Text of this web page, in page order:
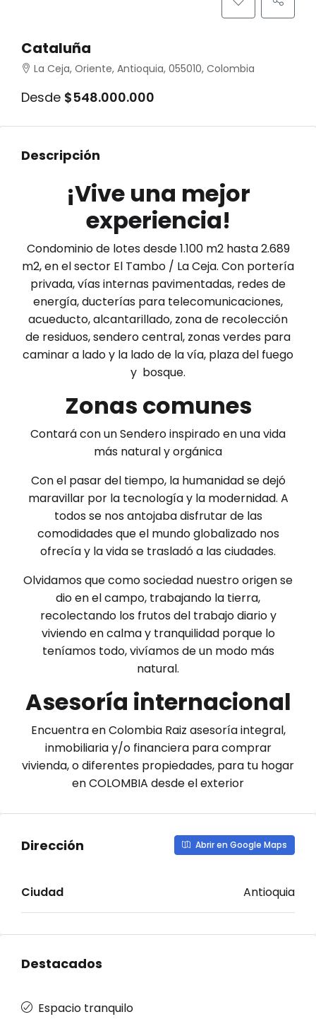
Cataluña
La Ceja, Oriente, Antioquia, 055010, Colombia
Desde $548.000.000
Descripción
¡Vive una mejor
experiencia!
Condominio de lotes desde 1.100 m2 hasta 2.689
m2, en el sector El Tambo / La Ceja. Con portería
privada, vías internas pavimentadas, redes de
energía, ducterías para telecomunicaciones,
acueducto, alcantarillado, zona de recolección
de residuos, sendero central, zonas verdes para
caminar a lado y la lado de la vía, plaza del fuego
y bosque.
Zonas comunes
Contará con un Sendero inspirado en una vida
más natural y orgánica
Con el pasar del tiempo, la humanidad se dejó
maravillar por la tecnología y la modernidad. A
todos se nos antojaba disfrutar de las
comodidades que el mundo globalizado nos
ofrecía y la vida se trasladó a las ciudades.
Olvidamos que como sociedad nuestro origen se
dio en el campo, trabajando la tierra,
recolectando los frutos del trabajo diario y
viviendo en calma y tranquilidad porque lo
teníamos todo, vivíamos de un modo más
natural.
Asesoría internacional
Encuentra en Colombia Raiz asesoría integral,
inmobiliaria y/o financiera para comprar
vivienda, o diferentes propiedades, para tu hogar
en COLOMBIA desde el exterior
Dirección Abrir en Google Maps
Ciudad Antioquia
Destacados
Espacio tranquilo